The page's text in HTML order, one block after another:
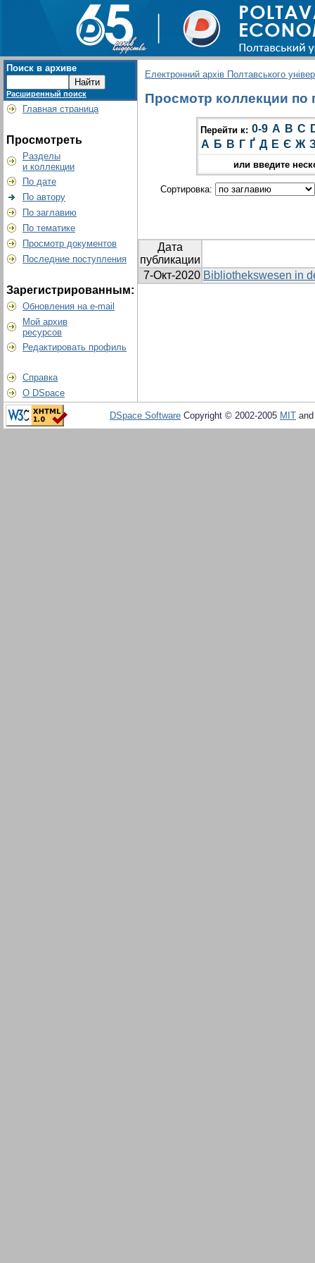
Поиск в архиве
Расширенный поиск
Главная страница
Просмотреть
Разделы
и коллекции
По дате
По автору
По заглавию
По тематике
Просмотр документов
Последние поступления
Зарегистрированным:
Обновления на e-mail
Мой архив
ресурсов
Редактировать профиль
Справка
О DSpace
Електронний архів Полтавського
Просмотр коллекции по
Перейти к: 0-9 A B C
А Б В Г Ґ Д Е Є Ж
или введите
Сортировка:
Дата
публикации
7-Окт-2020 Bibliothekswesen in
DSpace Software Copyright © 2002-2005 MIT